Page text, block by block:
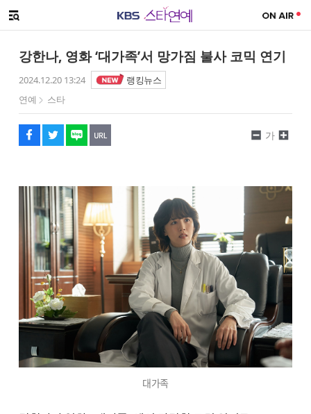
메뉴 열기
강한나, 영화 ‘대가족’서 망가짐 불사 코믹 연기
2024.12.20 13:24
랭킹뉴스
연예
스타
페이스북
트위터
네이버
URL복사
글씨 작게보기
가
글씨 크게보기
대가족
해시태그